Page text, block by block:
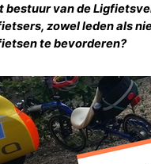
bestuur van de
zowel leden als
te bevorderen?